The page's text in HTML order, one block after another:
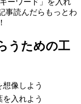
ーワード」を入れ
事読んだらもっとわ
うための工
像しよう
入れよう